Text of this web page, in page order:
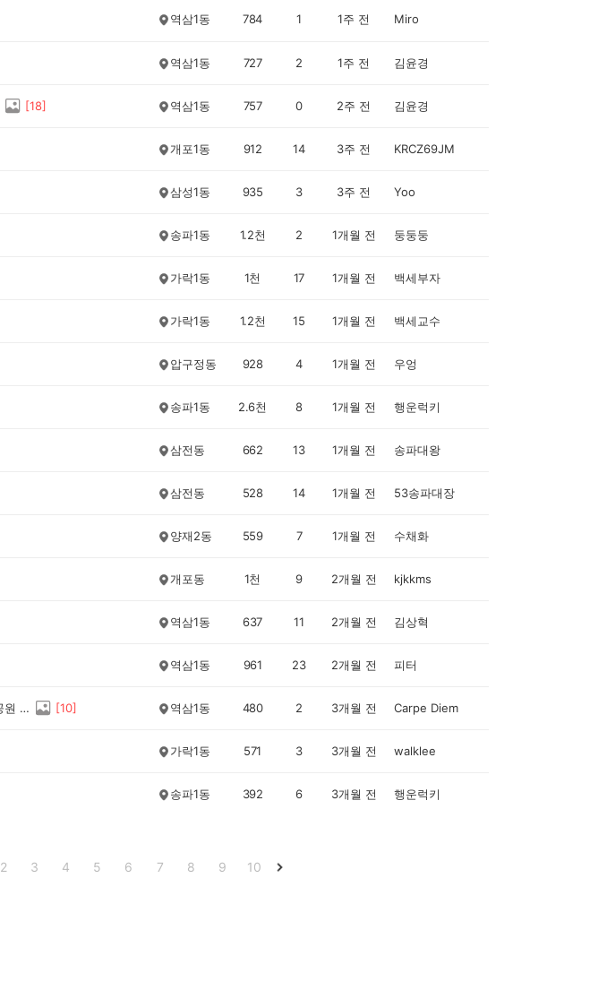
역삼1동 784 1 1주 전 Miro
역삼1동 727 2 1주 전 김윤경
[18] 역삼1동 757 0 2주 전 김윤경
개포1동 912 14 3주 전 KRCZ69JM
삼성1동 935 3 3주 전 Yoo
송파1동 1.2천 2 1개월 전 둥둥둥
가락1동 1천 17 1개월 전 백세부자
가락1동 1.2천 15 1개월 전 백세교수
압구정동 928 4 1개월 전 우엉
송파1동 2.6천 8 1개월 전 행운럭키
삼전동 662 13 1개월 전 송파대왕
삼전동 528 14 1개월 전 53송파대장
양재2동 559 7 1개월 전 수채화
개포동 1천 9 2개월 전 kjkkms
역삼1동 637 11 2개월 전 김상혁
역삼1동 961 23 2개월 전 피터
낮에는 기찻길, 밤에는 야경 맛집! 화랑대철도공원 산책 코스 [10] 역삼1동 480 2 3개월 전 Carpe Diem
가락1동 571 3 3개월 전 walklee
송파1동 392 6 3개월 전 행운럭키
2 3 4 5 6 7 8 9 10